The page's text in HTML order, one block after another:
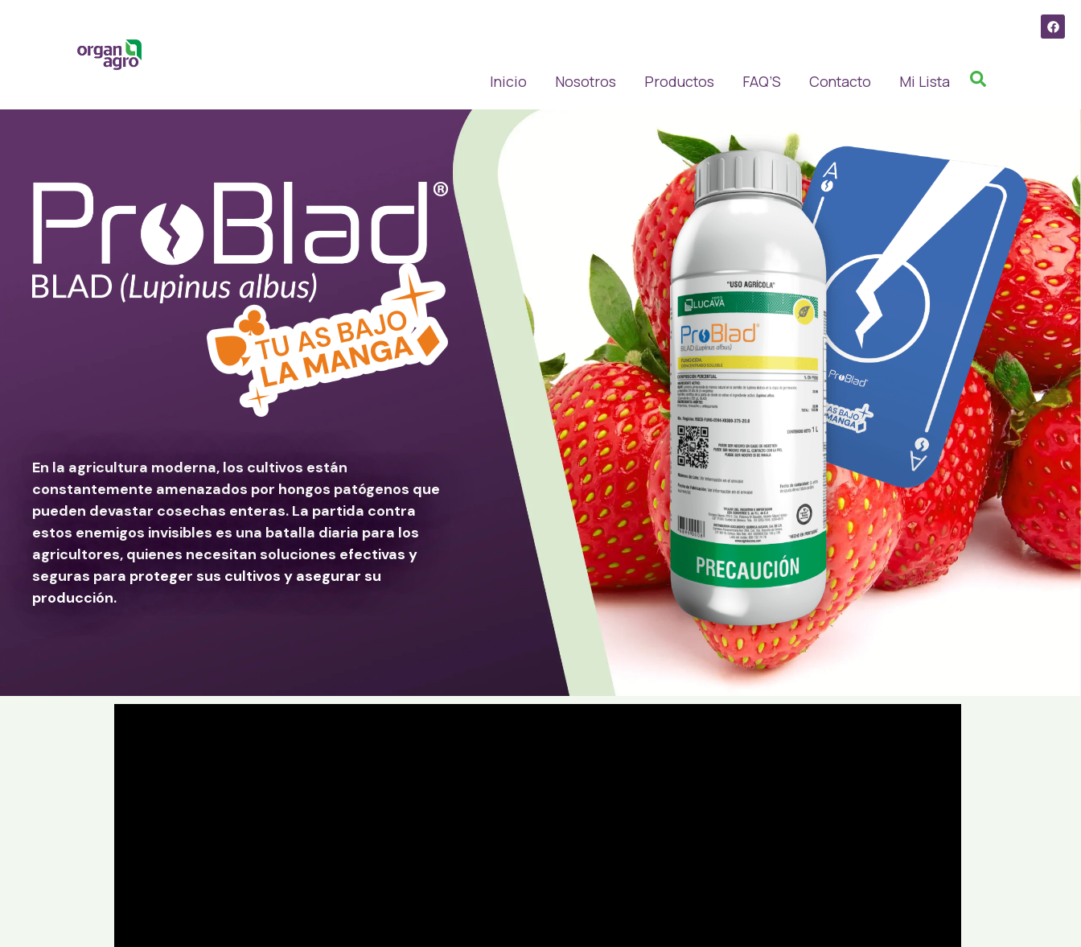
Inicio Nosotros Productos FAQ’S Contacto Mi Lista
En la agricultura moderna, los cultivos están
constantemente amenazados por hongos patógenos que
pueden devastar cosechas enteras. La partida contra
estos enemigos invisibles es una batalla diaria para los
agricultores, quienes necesitan soluciones efectivas y
seguras para proteger sus cultivos y asegurar su
producción.